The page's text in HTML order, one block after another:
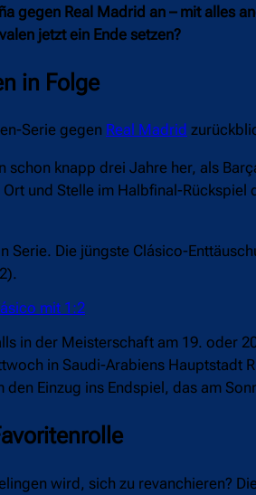
gegen Real Madrid an – mit alles
jetzt ein Ende setzen?
in Folge
Serie gegen Real Madrid
knapp drei Jahre her, als
und Stelle im Halbfinal-
Serie. Die jüngste Clásico-
mit 1:2
in der Meisterschaft am 19. oder
in Saudi-Arabiens Hauptstadt
Einzug ins Endspiel, das am
wird, sich zu revanchieren?